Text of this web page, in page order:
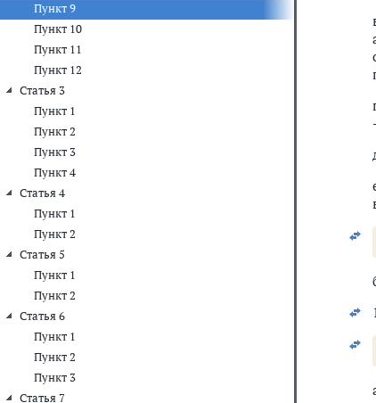
Пункт 9
Пункт 10
Пункт 11
Пункт 12
Статья 3
Пункт 1
Пункт 2
Пункт 3
Пункт 4
Статья 4
Пункт 1
Пункт 2
Статья 5
Пункт 1
Пункт 2
Статья 6
Пункт 1
Пункт 2
Пункт 3
Статья 7